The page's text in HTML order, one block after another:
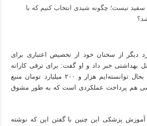
نیست؛ چگونه شیدی انتخاب کنیم که با
از سخنان خود از تخصیص اعتباری برای
بهداشتی خبر داد و او گفت: برای ترقی کارانه
همکاران از مردادماه تا بحال توانسته‌ایم هزار و ۲۰۰ میلیارد تومان منبع
هم پرداخت عملکردی است که به طور مشوق
آموزش پزشکی این چنین با گفتن این که نوشته